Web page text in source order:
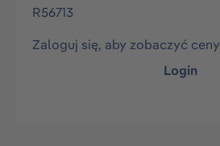
R56713
Zaloguj się, aby zobaczyć ceny
Login